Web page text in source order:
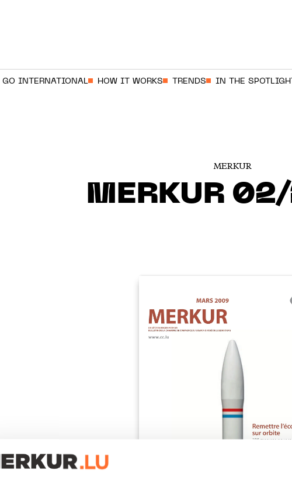
GO INTERNATIONAL HOW IT WORKS TRENDS IN THE SPOTLIGHT
MERKUR
MERKUR